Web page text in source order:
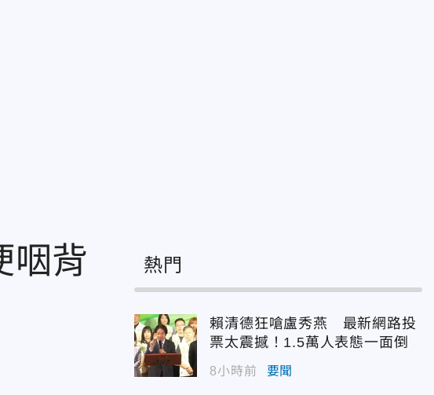
咽背
熱門
賴清德狂嗆盧秀燕 最新網路投
票太震撼！1.5萬人表態一面倒
8小時前 要聞